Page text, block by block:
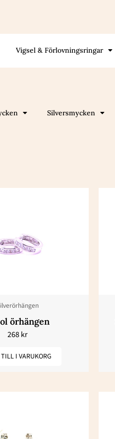
Vigsel & Förlovningsringar
Silversmycken
örhängen
268kr
I VARUKORG